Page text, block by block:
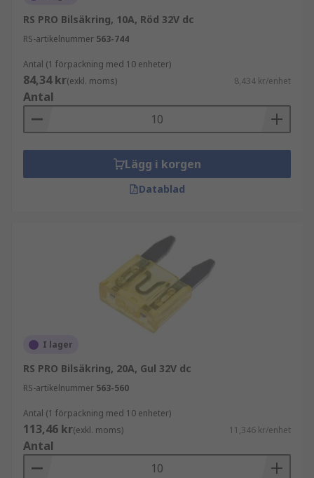
RS PRO Bilsäkring, 10A, Röd 32V dc
RS-artikelnummer 563-744
Antal (1 förpackning med 10 enheter)
84,34 kr(exkl. moms) 8,434 kr/enhet
Antal
Lägg i korgen
Datablad
I lager
RS PRO Bilsäkring, 20A, Gul 32V dc
RS-artikelnummer 563-560
Antal (1 förpackning med 10 enheter)
113,46 kr(exkl. moms) 11,346 kr/enhet
Antal